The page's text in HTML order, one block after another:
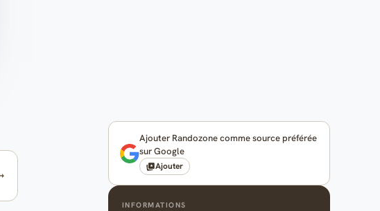
Ajouter Randozone comme source préférée
sur Google
Ajouter
INFORMATIONS